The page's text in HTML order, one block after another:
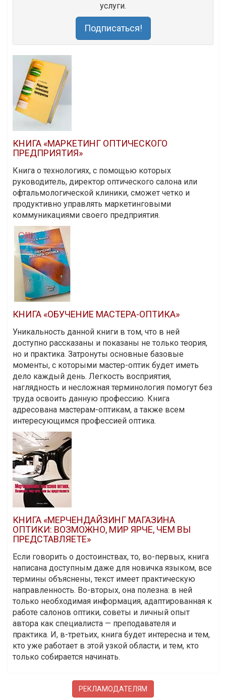
услуги.
Подписаться!
КНИГА «МАРКЕТИНГ ОПТИЧЕСКОГО
ПРЕДПРИЯТИЯ»
Книга о технологиях, с помощью которых
руководитель, директор оптического салона или
офтальмологической клиники, сможет четко и
продуктивно управлять маркетинговыми
коммуникациями своего предприятия.
КНИГА «ОБУЧЕНИЕ МАСТЕРА-ОПТИКА»
Уникальность данной книги в том, что в ней
доступно рассказаны и показаны не только теория,
но и практика. Затронуты основные базовые
моменты, с которыми мастер-оптик будет иметь
дело каждый день. Легкость восприятия,
наглядность и несложная терминология помогут без
труда освоить данную профессию. Книга
адресована мастерам-оптикам, а также всем
интересующимся профессией оптика.
КНИГА «МЕРЧЕНДАЙЗИНГ МАГАЗИНА
ОПТИКИ: ВОЗМОЖНО, МИР ЯРЧЕ, ЧЕМ ВЫ
ПРЕДСТАВЛЯЕТЕ»
Если говорить о достоинствах, то, во-первых, книга
написана доступным даже для новичка языком, все
термины объяснены, текст имеет практическую
направленность. Во-вторых, она полезна: в ней
только необходимая информация, адаптированная к
работе салонов оптики, советы и личный опыт
автора как специалиста — преподавателя и
практика. И, в-третьих, книга будет интересна и тем,
кто уже работает в этой узкой области, и тем, кто
только собирается начинать.
РЕКЛАМОДАТЕЛЯМ